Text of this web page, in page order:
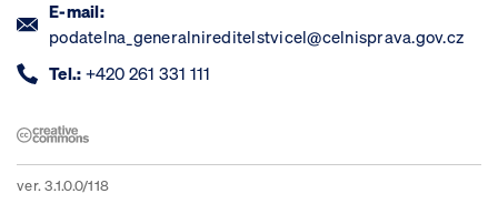
E-mail:
podatelna_generalnireditelstvicel@celnisprava.gov.cz
Tel.: +420 261 331 111
ver. 3.1.0.0/118